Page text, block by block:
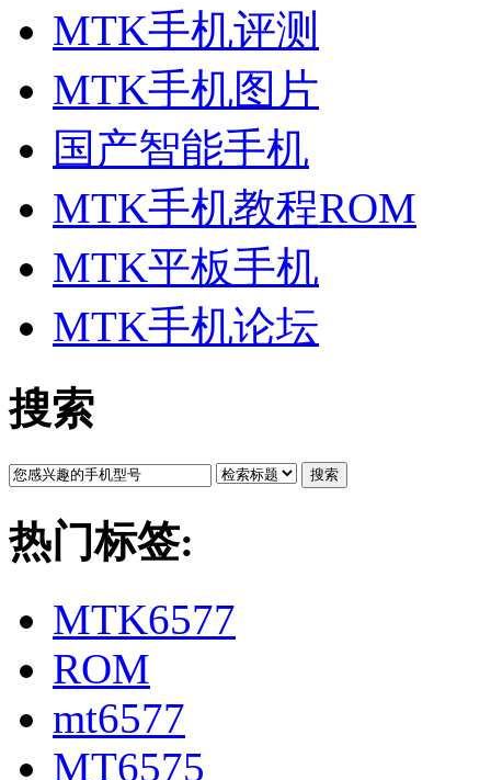
MTK手机评测
MTK手机图片
国产智能手机
MTK手机教程ROM
MTK平板手机
MTK手机论坛
搜索
搜索
热门标签:
MTK6577
ROM
mt6577
MT6575